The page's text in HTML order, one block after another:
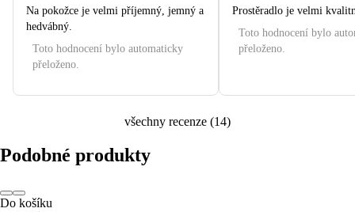
Na pokožce je velmi příjemný, jemný a
hedvábný.
Toto hodnocení bylo automaticky
přeloženo.
Prostěradlo je velmi
Toto hodnocení bylo
přeloženo.
všechny recenze (14)
Podobné produkty
Do košíku